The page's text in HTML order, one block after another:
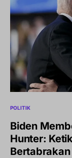
POLITIK
Biden
Hunter:
Bertabrakan